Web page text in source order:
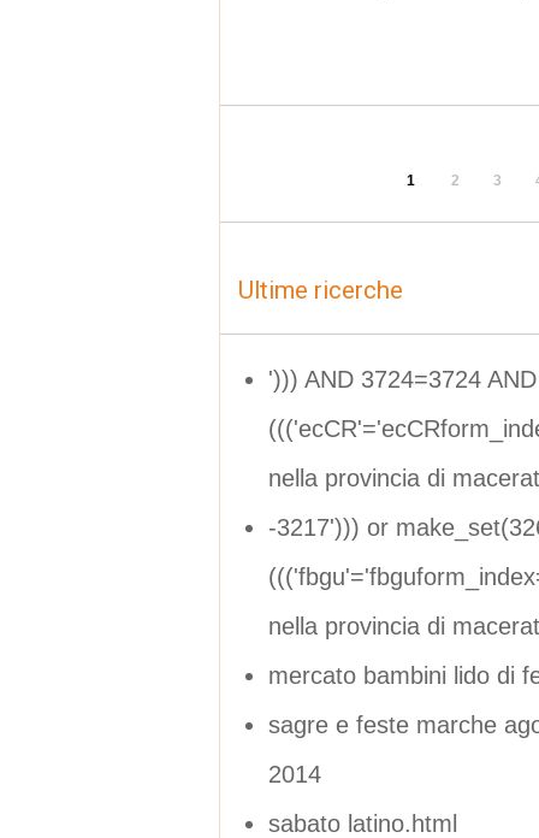
1 2 3
Ultime ricerche
'))) AND 3724=3724 AND
nella provincia di
-3217'))) or
nella provincia di
mercato bambini lido di
sagre e feste marche
2014
sabato latino.html